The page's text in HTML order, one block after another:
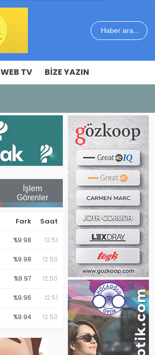
Haber ara...
WEB TV BIZE YAZIN
İşlem
Görenler
Fark Saat
%9.98 12:51
%9.98 12:50
%9.97 12:50
%9.96 12:51
%9.94 12:50